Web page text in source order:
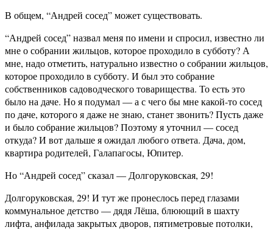
В общем, “Андрей сосед” может существовать.
“Андрей сосед” назвал меня по имени и спросил, известно ли
мне о собрании жильцов, которое проходило в субботу? А
мне, надо отметить, натурально известно о собрании жильцов,
которое проходило в субботу. И был это собрание
собственников садоводческого товарищества. То есть это
было на даче. Но я подумал — а с чего бы мне какой-то сосед
по даче, которого я даже не знаю, станет звонить? Пусть даже
и было собрание жильцов? Поэтому я уточнил — сосед
откуда? И вот дальше я ожидал любого ответа. Дача, дом,
квартира родителей, Галапагосы, Юпитер.
Но “Андрей сосед” сказал — Долгоруковская, 29!
Долгоруковская, 29! И тут же пронеслось перед глазами
коммунальное детство — дядя Лёша, блюющий в шахту
лифта, анфилада закрытых дворов, пятиметровые потолки,